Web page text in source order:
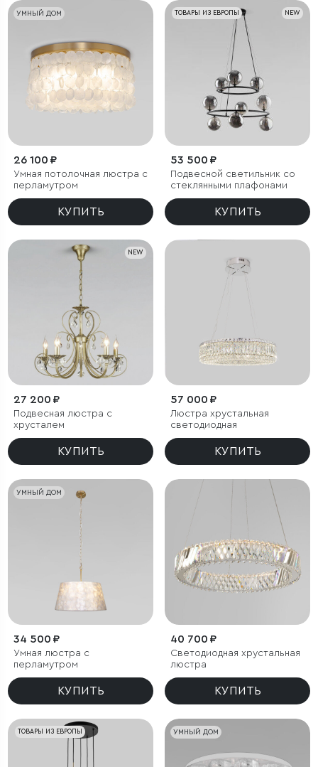
УМНЫЙ ДОМ
26 100 ₽
Умная потолочная люстра с
перламутром
КУПИТЬ
NEW
ТОВАРЫ ИЗ ЕВРОПЫ
53 500 ₽
Подвесной светильник со
стеклянными плафонами
КУПИТЬ
NEW
27 200 ₽
Подвесная люстра с
хрусталем
КУПИТЬ
57 000 ₽
Люстра хрустальная
светодиодная
КУПИТЬ
УМНЫЙ ДОМ
34 500 ₽
Умная люстра с
перламутром
КУПИТЬ
40 700 ₽
Светодиодная хрустальная
люстра
КУПИТЬ
ТОВАРЫ ИЗ ЕВРОПЫ УМНЫЙ ДОМ